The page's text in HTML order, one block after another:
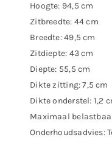
Hoogte: 94,5 cm
Zitbreedte: 44 cm
Breedte: 49,5 cm
Zitdiepte: 43 cm
Diepte: 55,5 cm
Dikte zitting: 7,5 cm
Dikte onderstel: 1,2
Maximaal
Onderhoudsadvies: